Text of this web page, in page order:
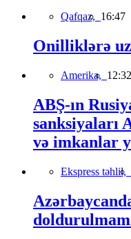
Qafqaz, 16:47
Onilliklərə
Amerika, 12:32
ABŞ-ın
sanksiyaları
və imkanlar
Ekspress təhlil,